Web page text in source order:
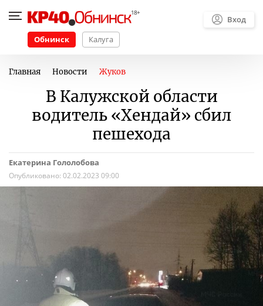
Обнинск Калуга
Вход
Главная Новости Жуков
В Калужской области
водитель «Хендай» сбил
пешехода
Екатерина Гололобова
Опубликовано: 02.02.2023 09:00